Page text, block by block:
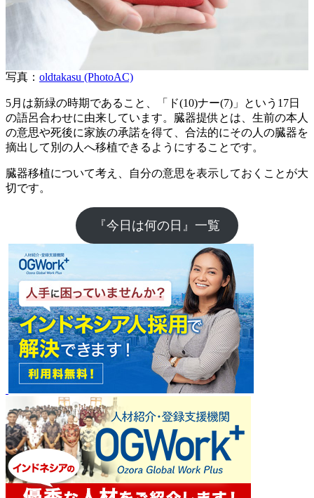
写真： oldtakasu (PhotoAC)
5月は新緑の時期であること、「ド(10)ナー(7)」という17日
の語呂合わせに由来しています。臓器提供とは、生前の本人
の意思や死後に家族の承諾を得て、合法的にその人の臓器を
摘出して別の人へ移植できるようにすることです。
臓器移植について考え、自分の意思を表示しておくことが大
切です。
『今日は何の日』一覧